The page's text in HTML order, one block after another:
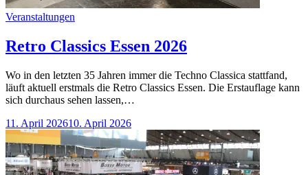
Categories
Veranstaltungen
Retro Classics Essen 2026
Wo in den letzten 35 Jahren immer die Techno Classica stattfand,
läuft aktuell erstmals die Retro Classics Essen. Die Erstauflage kann
sich durchaus sehen lassen,…
11. April 202610. April 2026